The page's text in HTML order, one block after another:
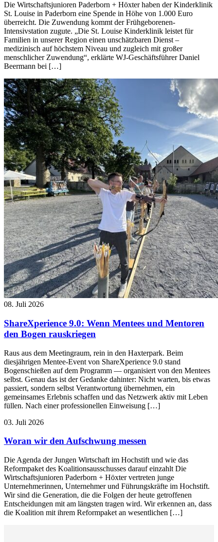
Die Wirtschaftsjunioren Paderborn + Höxter haben der Kinderklinik
St. Louise in Paderborn eine Spende in Höhe von 1.000 Euro
überreicht. Die Zuwendung kommt der Frühgeborenen-
Intensivstation zugute. „Die St. Louise Kinderklinik leistet für
Familien in unserer Region einen unschätzbaren Dienst –
medizinisch auf höchstem Niveau und zugleich mit großer
menschlicher Zuwendung“, erklärte WJ-Geschäftsführer Daniel
Beermann bei […]
08. Juli 2026
ShareXperience 9.0: Wenn Mentees und Mentoren
den Bogen rauskriegen
Raus aus dem Meetingraum, rein in den Haxterpark. Beim
diesjährigen Mentee-Event von ShareXperience 9.0 stand
Bogenschießen auf dem Programm — organisiert von den Mentees
selbst. Genau das ist der Gedanke dahinter: Nicht warten, bis etwas
passiert, sondern selbst Verantwortung übernehmen, ein
gemeinsames Erlebnis schaffen und das Netzwerk aktiv mit Leben
füllen. Nach einer professionellen Einweisung […]
03. Juli 2026
Woran wir den Aufschwung messen
Die Agenda der Jungen Wirtschaft im Hochstift und wie das
Reformpaket des Koalitionsausschusses darauf einzahlt Die
Wirtschaftsjunioren Paderborn + Höxter vertreten junge
Unternehmerinnen, Unternehmer und Führungskräfte im Hochstift.
Wir sind die Generation, die die Folgen der heute getroffenen
Entscheidungen mit am längsten tragen wird. Wir erkennen an, dass
die Koalition mit ihrem Reformpaket an wesentlichen […]